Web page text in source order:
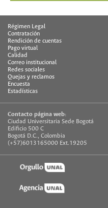
Régimen Legal
Contratación
Rendición de cuentas
Pago virtual
Calidad
Correo institucional
Redes sociales
Quejas y reclamos
Encuesta
Estadísticas
Contacto página web:
Ciudad Universitaria Sede Bogotá
Edificio 500 C
Bogotá D.C., Colombia
(+57)6013165000 Ext.19205